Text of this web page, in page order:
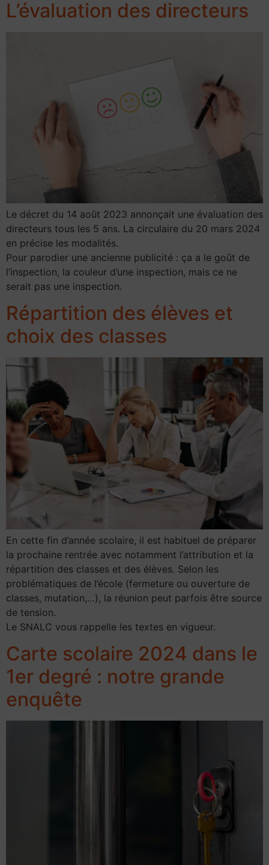
L’évaluation des directeurs
Le décret du 14 août 2023 annon­çait une évaluation des
directeurs tous les 5 ans. La circulaire du 20 mars 2024
en précise les modali­tés.
Pour parodier une ancienne publicité : ça a le goût de
l’inspec­tion, la couleur d’une inspection, mais ce ne
serait pas une inspec­tion.
Répartition des élèves et
choix des classes
En cette fin d’année scolaire, il est habituel de préparer
la prochaine rentrée avec notamment l’attribution et la
répartition des classes et des élèves. Selon les
problématiques de l’école (fermeture ou ouverture de
classes, mutation,…), la réunion peut parfois être source
de tension.
Le SNALC vous rappelle les textes en vigueur.
Carte scolaire 2024 dans le
1er degré : notre grande
enquête